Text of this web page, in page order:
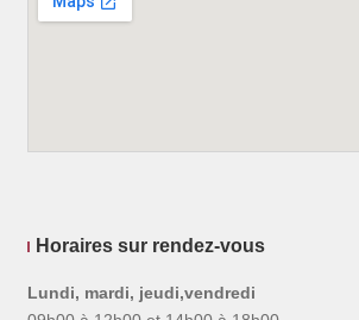
Horaires sur rendez-vous
Lundi, mardi, jeudi,vendredi